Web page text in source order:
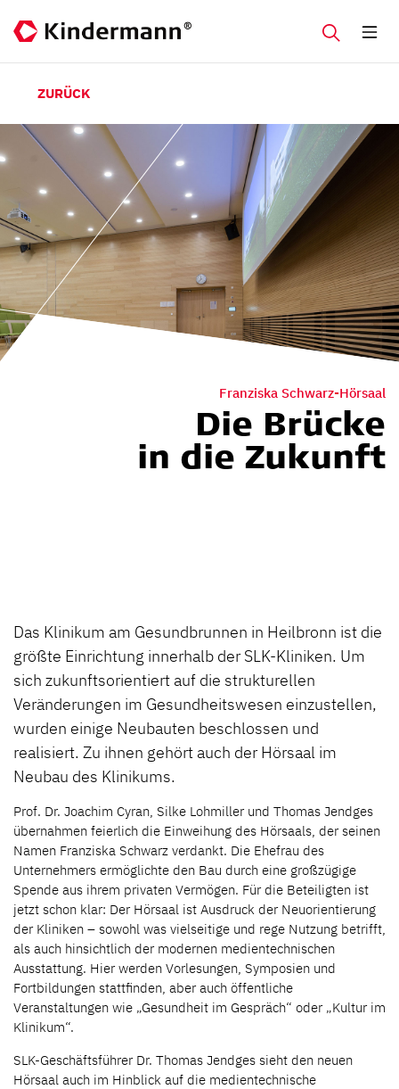
ZURÜCK
Franziska Schwarz-Hörsaal
Die Brücke
in die Zukunft
Das Klinikum am Gesundbrunnen in Heilbronn ist die
größte Einrichtung innerhalb der SLK-Kliniken. Um
sich zukunftsorientiert auf die strukturellen
Veränderungen im Gesundheitswesen einzustellen,
wurden einige Neubauten beschlossen und
realisiert. Zu ihnen gehört auch der Hörsaal im
Neubau des Klinikums.
Prof. Dr. Joachim Cyran, Silke Lohmiller und Thomas Jendges
übernahmen feierlich die Einweihung des Hörsaals, der seinen
Namen Franziska Schwarz verdankt. Die Ehefrau des
Unternehmers ermöglichte den Bau durch eine großzügige
Spende aus ihrem privaten Vermögen. Für die Beteiligten ist
jetzt schon klar: Der Hörsaal ist Ausdruck der Neuorientierung
der Kliniken – sowohl was vielseitige und rege Nutzung betrifft,
als auch hinsichtlich der modernen medientechnischen
Ausstattung. Hier werden Vorlesungen, Symposien und
Fortbildungen stattfinden, aber auch öffentliche
Veranstaltungen wie „Gesundheit im Gespräch“ oder „Kultur im
Klinikum“.
SLK-Geschäftsführer Dr. Thomas Jendges sieht den neuen
Hörsaal auch im Hinblick auf die medientechnische